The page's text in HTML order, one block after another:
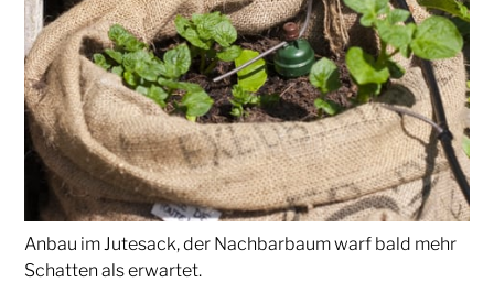
Anbau im Jutesack, der Nachbarbaum warf bald mehr
Schatten als erwartet.